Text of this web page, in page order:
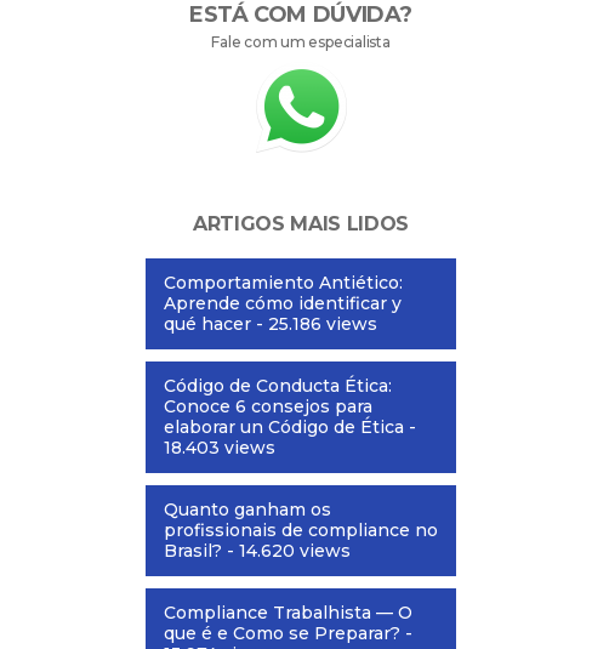
ESTÁ COM DÚVIDA?
Fale com um especialista
ARTIGOS MAIS LIDOS
Comportamiento Antiético:
Aprende cómo identificar y
qué hacer - 25.186 views
Código de Conducta Ética:
Conoce 6 consejos para
elaborar un Código de Ética -
18.403 views
Quanto ganham os
profissionais de compliance no
Brasil? - 14.620 views
Compliance Trabalhista — O
que é e Como se Preparar? -